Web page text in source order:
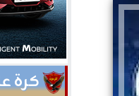
كرة